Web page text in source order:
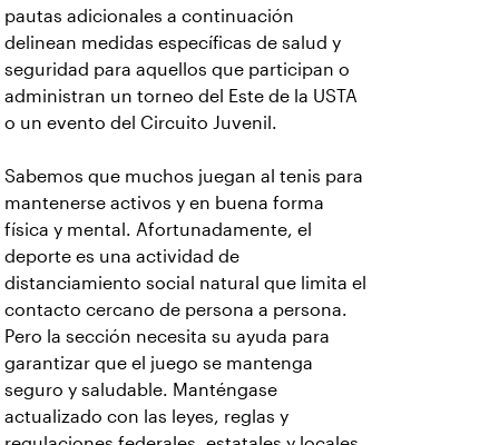
pautas adicionales a continuación
delinean medidas específicas de salud y
seguridad para aquellos que participan o
administran un torneo del Este de la USTA
o un evento del Circuito Juvenil.
Sabemos que muchos juegan al tenis para
mantenerse activos y en buena forma
física y mental. Afortunadamente, el
deporte es una actividad de
distanciamiento social natural que limita el
contacto cercano de persona a persona.
Pero la sección necesita su ayuda para
garantizar que el juego se mantenga
seguro y saludable. Manténgase
actualizado con las leyes, reglas y